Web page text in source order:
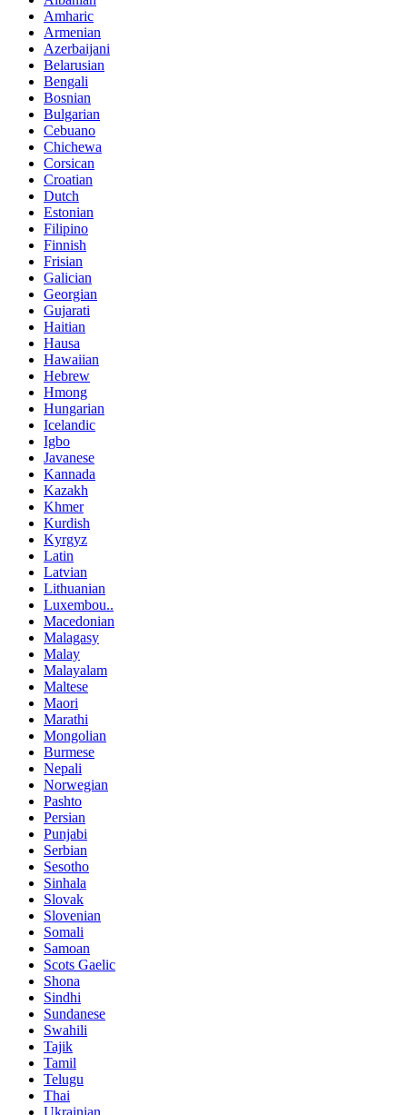
Amharic
Armenian
Azerbaijani
Belarusian
Bengali
Bosnian
Bulgarian
Cebuano
Chichewa
Corsican
Croatian
Dutch
Estonian
Filipino
Finnish
Frisian
Galician
Georgian
Gujarati
Haitian
Hausa
Hawaiian
Hebrew
Hmong
Hungarian
Icelandic
Igbo
Javanese
Kannada
Kazakh
Khmer
Kurdish
Kyrgyz
Latin
Latvian
Lithuanian
Luxembou..
Macedonian
Malagasy
Malay
Malayalam
Maltese
Maori
Marathi
Mongolian
Burmese
Nepali
Norwegian
Pashto
Persian
Punjabi
Serbian
Sesotho
Sinhala
Slovak
Slovenian
Somali
Samoan
Scots Gaelic
Shona
Sindhi
Sundanese
Swahili
Tajik
Tamil
Telugu
Thai
Ukrainian